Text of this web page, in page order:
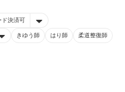
ド決済可
きゆう師 はり師 柔道整復師